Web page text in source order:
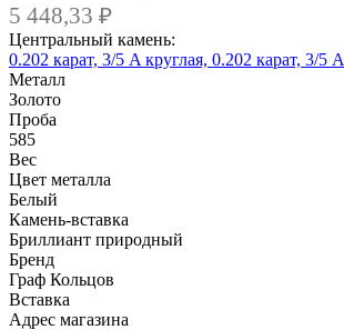
5 448,33 ₽
Центральный камень:
0.202 карат, 3/5 A круглая, 0.202 карат, 3/5 A
Металл
Золото
Проба
585
Вес
Цвет металла
Белый
Камень-вставка
Бриллиант природный
Бренд
Граф Кольцов
Вcтавка
Адрес магазина